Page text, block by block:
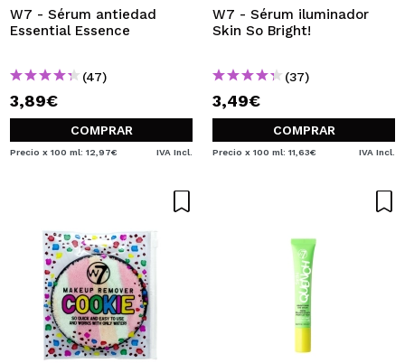
W7 - Sérum antiedad
Essential Essence
(47)
3,89€
COMPRAR
Precio x 100 ml: 12,97€ IVA Incl.
W7 - Sérum iluminador
Skin So Bright!
(37)
3,49€
COMPRAR
Precio x 100 ml: 11,63€ IVA Incl.